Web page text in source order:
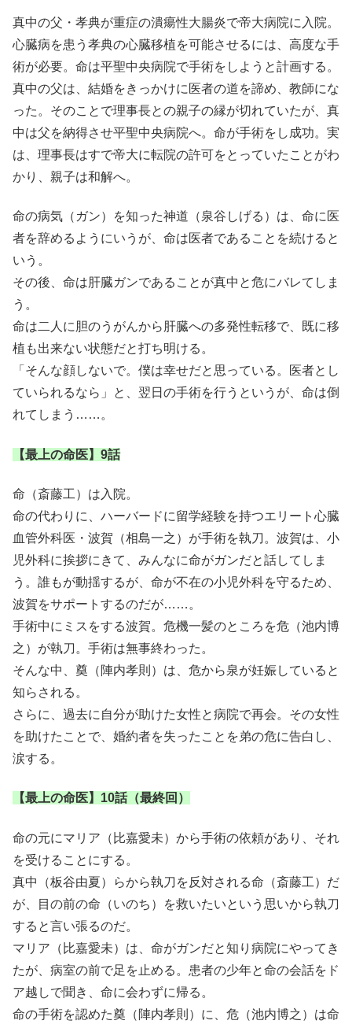
真中の父・孝典が重症の潰瘍性大腸炎で帝大病院に入院。
心臓病を患う孝典の心臓移植を可能させるには、高度な手
術が必要。命は平聖中央病院で手術をしようと計画する。
真中の父は、結婚をきっかけに医者の道を諦め、教師にな
った。そのことで理事長との親子の縁が切れていたが、真
中は父を納得させ平聖中央病院へ。命が手術をし成功。実
は、理事長はすで帝大に転院の許可をとっていたことがわ
かり、親子は和解へ。
命の病気（ガン）を知った神道（泉谷しげる）は、命に医
者を辞めるようにいうが、命は医者であることを続けると
いう。
その後、命は肝臓ガンであることが真中と危にバレてしま
う。
命は二人に胆のうがんから肝臓への多発性転移で、既に移
植も出来ない状態だと打ち明ける。
「そんな顔しないで。僕は幸せだと思っている。医者とし
ていられるなら」と、翌日の手術を行うというが、命は倒
れてしまう……。
【最上の命医】9話
命（斎藤工）は入院。
命の代わりに、ハーバードに留学経験を持つエリート心臓
血管外科医・波賀（相島一之）が手術を執刀。波賀は、小
児外科に挨拶にきて、みんなに命がガンだと話してしま
う。誰もが動揺するが、命が不在の小児外科を守るため、
波賀をサポートするのだが……。
手術中にミスをする波賀。危機一髪のところを危（池内博
之）が執刀。手術は無事終わった。
そんな中、奠（陣内孝則）は、危から泉が妊娠していると
知らされる。
さらに、過去に自分が助けた女性と病院で再会。その女性
を助けたことで、婚約者を失ったことを弟の危に告白し、
涙する。
【最上の命医】10話（最終回）
命の元にマリア（比嘉愛未）から手術の依頼があり、それ
を受けることにする。
真中（板谷由夏）らから執刀を反対される命（斎藤工）だ
が、目の前の命（いのち）を救いたいという思いから執刀
すると言い張るのだ。
マリア（比嘉愛未）は、命がガンだと知り病院にやってき
たが、病室の前で足を止める。患者の少年と命の会話をド
ア越しで聞き、命に会わずに帰る。
命の手術を認めた奠（陣内孝則）に、危（池内博之）は命